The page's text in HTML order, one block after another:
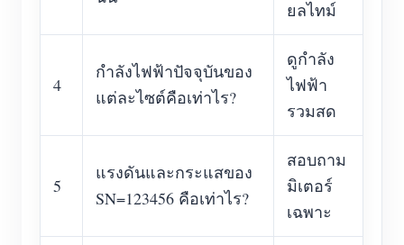
ยลไทม์
4
กำลังไฟฟ้าปัจจุบันของ
แต่ละไซต์คือเท่าไร?
ดูกำลัง
ไฟฟ้า
รวมสด
5
แรงดันและกระแสของ
SN=123456 คือเท่าไร?
สอบถาม
มิเตอร์
เฉพาะ